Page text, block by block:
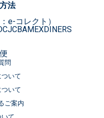
問
いて
いて
ご案内
法
e-コレクト）
JCBAMEXDINERS